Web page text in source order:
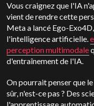
Vous craignez que l'IA
vient de rendre cette
Meta a lancé Ego-
l'intelligence artificielle.
perception multimodale
d'entraînement de l'IA.
On pourrait penser que
sûr, n'est-ce pas ? Des